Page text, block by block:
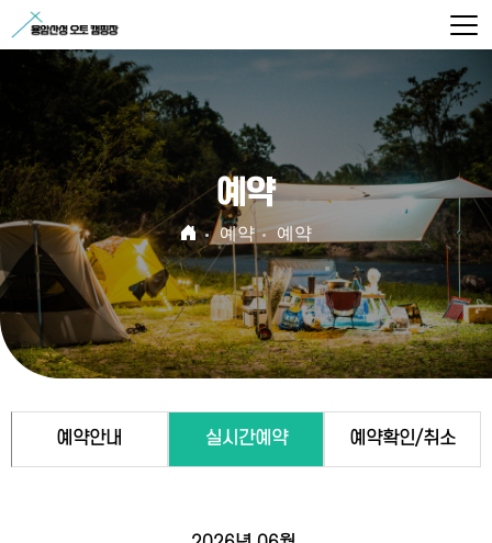
예약
예약 예약
예약안내 실시간예약 예약확인/취소